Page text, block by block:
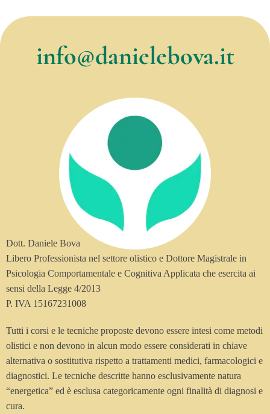
info@danielebova.it
Dott. Daniele Bova
Libero Professionista nel settore olistico e Dottore Magistrale in
Psicologia Comportamentale e Cognitiva Applicata che esercita ai
sensi della Legge 4/2013
P. IVA 15167231008
Tutti i corsi e le tecniche proposte devono essere intesi come metodi
olistici e non devono in alcun modo essere considerati in chiave
alternativa o sostitutiva rispetto a trattamenti medici, farmacologici e
diagnostici. Le tecniche descritte hanno esclusivamente natura
“energetica” ed è esclusa categoricamente ogni finalità di diagnosi e
cura.